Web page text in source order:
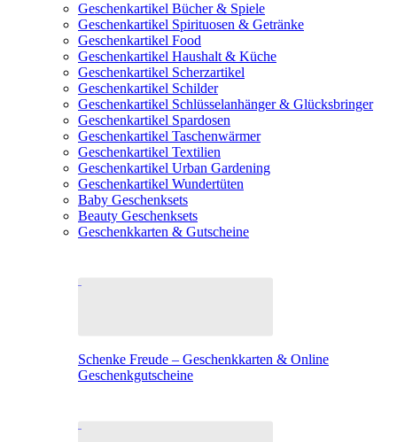
Geschenkartikel Bücher & Spiele
Geschenkartikel Spirituosen & Getränke
Geschenkartikel Food
Geschenkartikel Haushalt & Küche
Geschenkartikel Scherzartikel
Geschenkartikel Schilder
Geschenkartikel Schlüsselanhänger & Glücksbringer
Geschenkartikel Spardosen
Geschenkartikel Taschenwärmer
Geschenkartikel Textilien
Geschenkartikel Urban Gardening
Geschenkartikel Wundertüten
Baby Geschenksets
Beauty Geschenksets
Geschenkkarten & Gutscheine
Schenke Freude – Geschenkkarten & Online
Geschenkgutscheine